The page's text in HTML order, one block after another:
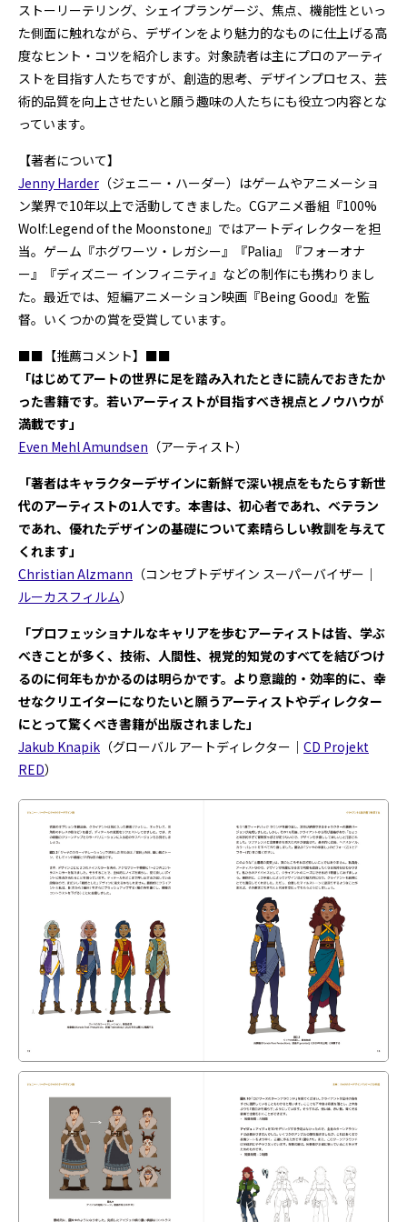
ストーリーテリング、シェイプランゲージ、焦点、機能性といっ
た側面に触れながら、デザインをより魅力的なものに仕上げる高
度なヒント・コツを紹介します。対象読者は主にプロのアーティ
ストを目指す人たちですが、創造的思考、デザインプロセス、芸
術的品質を向上させたいと願う趣味の人たちにも役立つ内容とな
っています。
【著者について】
Jenny Harder （ジェニー・ハーダー）はゲームやアニメーショ
ン業界で10年以上で活動してきました。CGアニメ番組『100%
Wolf:Legend of the Moonstone』ではアートディレクターを担
当。ゲーム『ホグワーツ・レガシー』『Palia』『フォーオナ
ー』『ディズニー インフィニティ』などの制作にも携わりまし
た。最近では、短編アニメーション映画『Being Good』を監
督。いくつかの賞を受賞しています。
■■【推薦コメント】■■
「はじめてアートの世界に足を踏み入れたときに読んでおきたか
った書籍です。若いアーティストが目指すべき視点とノウハウが
満載です」
Even Mehl Amundsen （アーティスト）
「著者はキャラクターデザインに新鮮で深い視点をもたらす新世
代のアーティストの1人です。本書は、初心者であれ、ベテラン
であれ、優れたデザインの基礎について素晴らしい教訓を与えて
くれます」
Christian Alzmann （コンセプトデザイン スーパーバイザー｜
ルーカスフィルム）
「プロフェッショナルなキャリアを歩むアーティストは皆、学ぶ
べきことが多く、技術、人間性、視覚的知覚のすべてを結びつけ
るのに何年もかかるのは明らかです。より意識的・効率的に、幸
せなクリエイターになりたいと願うアーティストやディレクター
にとって驚くべき書籍が出版されました」
Jakub Knapik （グローバル アートディレクター｜ CD Projekt
RED）